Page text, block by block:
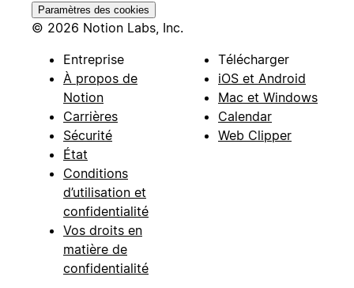
Paramètres des cookies
© 2026 Notion Labs, Inc.
Entreprise
À propos de
Notion
Carrières
Sécurité
État
Conditions
d’utilisation et
confidentialité
Vos droits en
matière de
confidentialité
Télécharger
iOS et Android
Mac et Windows
Calendar
Web Clipper